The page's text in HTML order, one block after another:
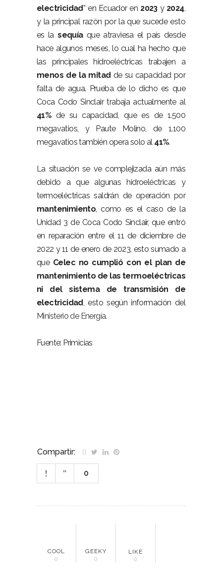
electricidad” en Ecuador en 2023y 2024,
y la principal razón por la que sucede esto
es lasequíaque atraviesa el país desde
hace algunos meses, lo cual ha hecho que
las principales hidroeléctricas trabajen a
menos de la mitad de su capacidad por
falta de agua. Prueba de lo dicho es que
Coca Codo Sinclair trabaja actualmente al
41%de su capacidad, que es de 1.500
megavatios, y Paute Molino, de 1.100
megavatios también opera solo al 41%.
La situación se ve complejizada aún más
debido a que algunas hidroeléctricas y
termoeléctricas saldrán de operación por
mantenimiento, como es el caso de la
Unidad 3 de Coca Codo Sinclair, que entró
en reparación entre el 11 de diciembre de
2022 y 11 de enero de 2023, esto sumado a
que Celec no cumplió con el plan de
mantenimiento de las termoeléctricas
ni del sistema de transmisión de
electricidad, esto según información del
Ministerio de Energía.
Fuente: Primicias
Compartir:
0
COOL
0
GEEKY
0
LIKE
0